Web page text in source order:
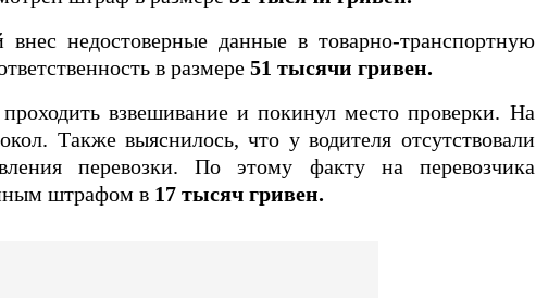
внес недостоверные данные в товарно-транспортную
в размере 51 тысячи гривен.
проходить взвешивание и покинул место проверки. На
Также выяснилось, что у водителя отсутствовали
перевозки. По этому факту на перевозчика
штрафом в 17 тысяч гривен.